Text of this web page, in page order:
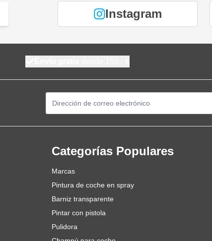
Instagram
Categorías Populares
Marcas
Pintura de coche en spray
Barniz transparente
Pintar con pistola
Pulidora